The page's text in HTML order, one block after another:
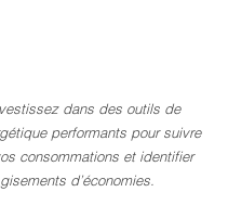
dans des outils de
performants pour suivre
consommations et identifier
d’économies.